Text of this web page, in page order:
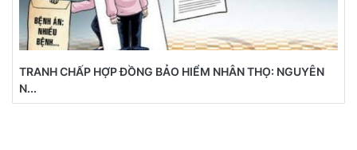
TRANH CHẤP HỢP ĐỒNG BẢO HIỂM NHÂN THỌ: NGUYÊN
N...